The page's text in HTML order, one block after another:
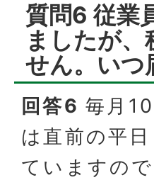
質問6 従業
ましたが
せん。いつ
回答6 毎月
は直前の平
ていますの